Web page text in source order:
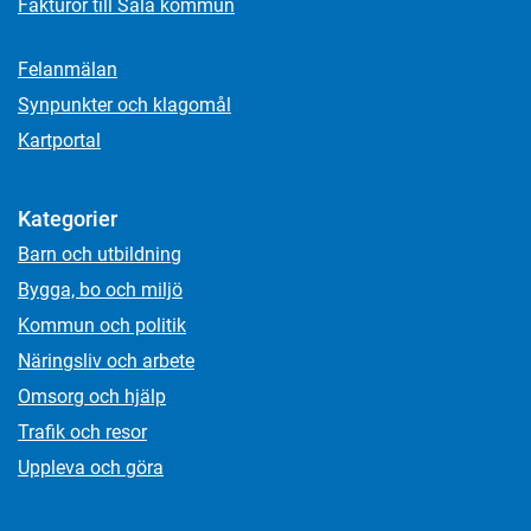
Fakturor till Sala kommun
Felanmälan
Synpunkter och klagomål
Kartportal
Kategorier
Barn och utbildning
Bygga, bo och miljö
Kommun och politik
Näringsliv och arbete
Omsorg och hjälp
Trafik och resor
Uppleva och göra